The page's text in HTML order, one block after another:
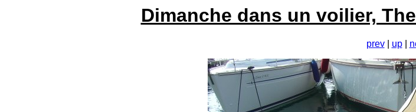
Dimanche dans un voilier,
prev| up|